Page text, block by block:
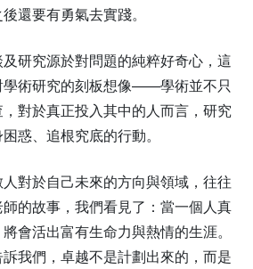
還要有勇氣去實踐。
研究源於對問題的純粹好奇心，這
學術研究的刻板想像——學術並不只
對於真正投入其中的人而言，研究
惑、追根究底的行動。
對於自己未來的方向與領域，往往
的故事，我們看見了：當一個人真
會活出富有生命力與熱情的生涯。
我們，卓越不是計劃出來的，而是